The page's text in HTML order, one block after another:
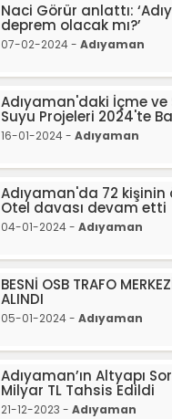
Naci Görür anlattı:
deprem olacak mı?’
07-02-2024 - Adıyaman
Adıyaman'daki İçme
Suyu Projeleri 2024'te
16-01-2024 - Adıyaman
Adıyaman'da 72
Otel davası devam etti
04-01-2024 - Adıyaman
BESNİ OSB TRAFO
ALINDI
05-01-2024 - Adıyaman
Adıyaman’ın Altyapı
Milyar TL Tahsis Edildi
21-12-2023 - Adıyaman